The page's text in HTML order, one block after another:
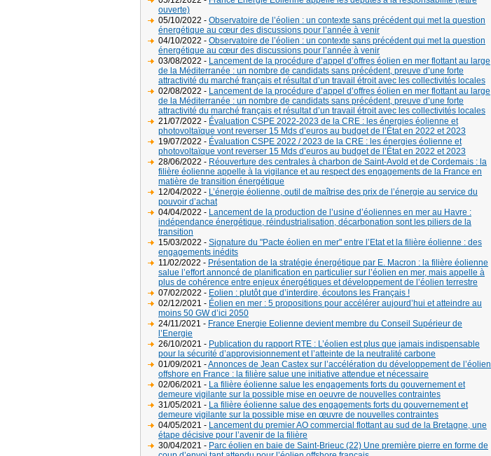
ouverte)
05/10/2022 - Observatoire de l’éolien : un contexte sans précédent qui met la question
énergétique au cœur des discussions pour l’année à venir
04/10/2022 - Observatoire de l’éolien : un contexte sans précédent qui met la question
énergétique au cœur des discussions pour l’année à venir
03/08/2022 - Lancement de la procédure d’appel d’offres éolien en mer flottant au large
de la Méditerranée : un nombre de candidats sans précédent, preuve d’une forte
attractivité du marché français et résultat d’un travail étroit avec les collectivités locales
02/08/2022 - Lancement de la procédure d’appel d’offres éolien en mer flottant au large
de la Méditerranée : un nombre de candidats sans précédent, preuve d’une forte
attractivité du marché français et résultat d’un travail étroit avec les collectivités locales
21/07/2022 - Évaluation CSPE 2022-2023 de la CRE : les énergies éolienne et
photovoltaïque vont reverser 15 Mds d’euros au budget de l’État en 2022 et 2023
19/07/2022 - Évaluation CSPE 2022 / 2023 de la CRE : les énergies éolienne et
photovoltaïque vont reverser 15 Mds d’euros au budget de l’État en 2022 et 2023
28/06/2022 - Réouverture des centrales à charbon de Saint-Avold et de Cordemais : la
filière éolienne appelle à la vigilance et au respect des engagements de la France en
matière de transition énergétique
12/04/2022 - L’énergie éolienne, outil de maîtrise des prix de l’énergie au service du
pouvoir d’achat
04/04/2022 - Lancement de la production de l’usine d’éoliennes en mer au Havre :
indépendance énergétique, réindustrialisation, décarbonation sont les piliers de la
transition
15/03/2022 - Signature du "Pacte éolien en mer" entre l’Etat et la filière éolienne : des
engagements inédits
11/02/2022 - Présentation de la stratégie énergétique par E. Macron : la filière éolienne
salue l’effort annoncé de planification en particulier sur l’éolien en mer, mais appelle à
plus de cohérence entre enjeux énergétiques et développement de l’éolien terrestre
07/02/2022 - Eolien : plutôt que d’interdire, écoutons les Français !
02/12/2021 - Éolien en mer : 5 propositions pour accélérer aujourd’hui et atteindre au
moins 50 GW d’ici 2050
24/11/2021 - France Energie Eolienne devient membre du Conseil Supérieur de
l’Energie
26/10/2021 - Publication du rapport RTE : L’éolien est plus que jamais indispensable
pour la sécurité d’approvisionnement et l’atteinte de la neutralité carbone
01/09/2021 -Annonces de Jean Castex sur l’accélération du développement de l’éolien
offshore en France : la filière salue une initiative attendue et nécessaire
02/06/2021 - La filière éolienne salue les engagements forts du gouvernement et
demeure vigilante sur la possible mise en oeuvre de nouvelles contraintes
31/05/2021 - La filière éolienne salue des engagements forts du gouvernement et
demeure vigilante sur la possible mise en œuvre de nouvelles contraintes
04/05/2021 - Lancement du premier AO commercial flottant au sud de la Bretagne, une
étape décisive pour l’avenir de la filière
30/04/2021 - Parc éolien en baie de Saint-Brieuc (22) Une première pierre en forme de